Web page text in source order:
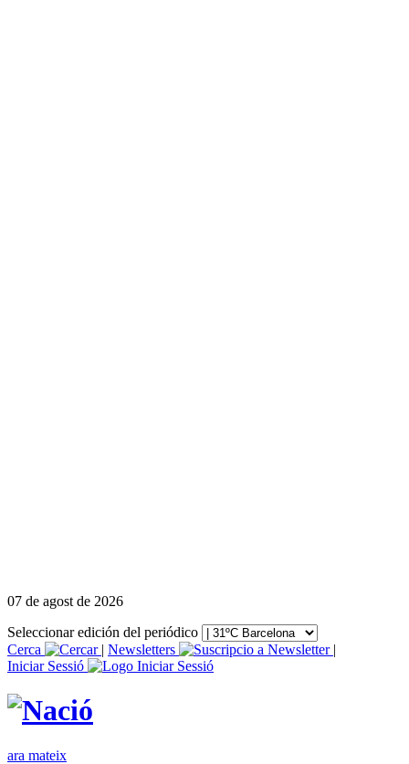
07 de agost de 2026
Seleccionar edición del periódico
Cerca
| Newsletters
|
Iniciar Sessió
ara mateix